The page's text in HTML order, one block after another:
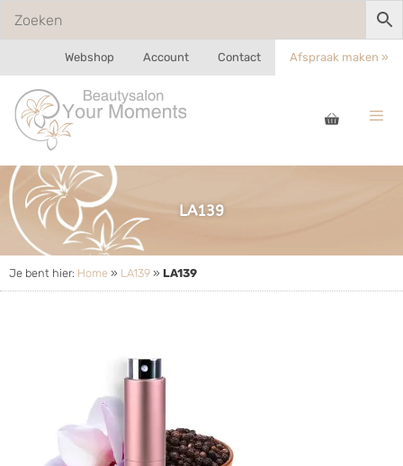
Webshop Account Contact Afspraak maken »
LA139
Je bent hier: Home » LA139 » LA139